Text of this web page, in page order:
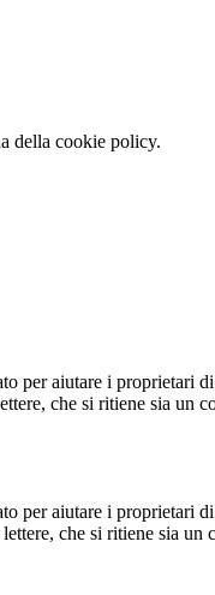
della cookie policy.
per aiutare i proprietari
che si ritiene sia un
per aiutare i proprietari
che si ritiene sia